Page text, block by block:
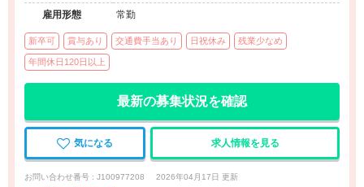
雇用形態
常勤
新卒可 賞与あり 交通費手当あり 日祝休み 残業少なめ
年間休日120日以上
最新の募集状況を確認
気になる 求人情報を見る
お問い合わせ番号 : J100977208 2026年04月17日 更新